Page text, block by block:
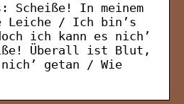
Scheiße! In meinem
/ Ich bin’s
ich kann es nich’
Überall ist Blut,
getan / Wie